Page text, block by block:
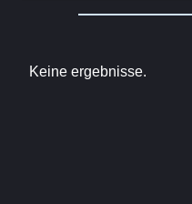
Keine ergebnisse.